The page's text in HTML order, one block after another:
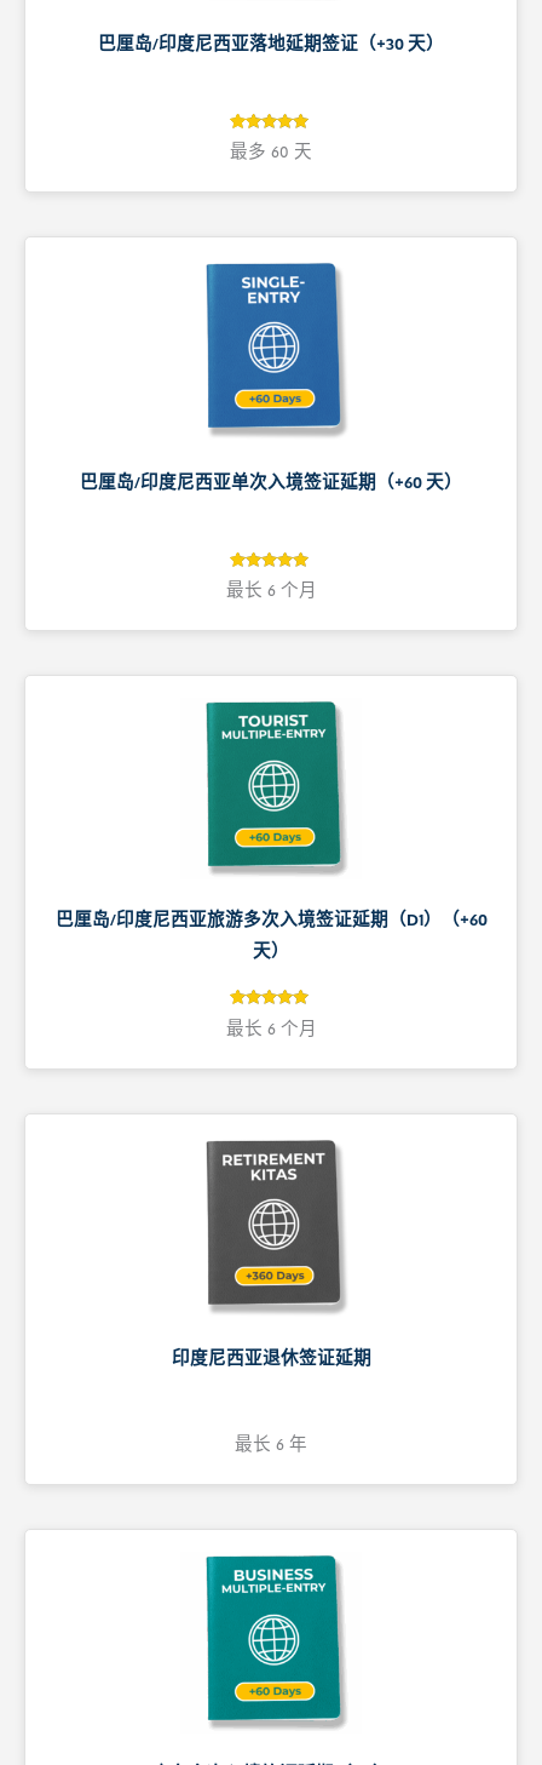
巴厘岛/印度尼西亚落地延期签证（+30 天）
评级
4.9
4.9
最多 60 天
巴厘岛/印度尼西亚单次入境签证延期（+60 天）
评级
5
5
最长 6 个月
巴厘岛/印度尼西亚旅游多次入境签证延期（D1）（+60
天）
评级
5
5
最长 6 个月
印度尼西亚退休签证延期
最长 6 年